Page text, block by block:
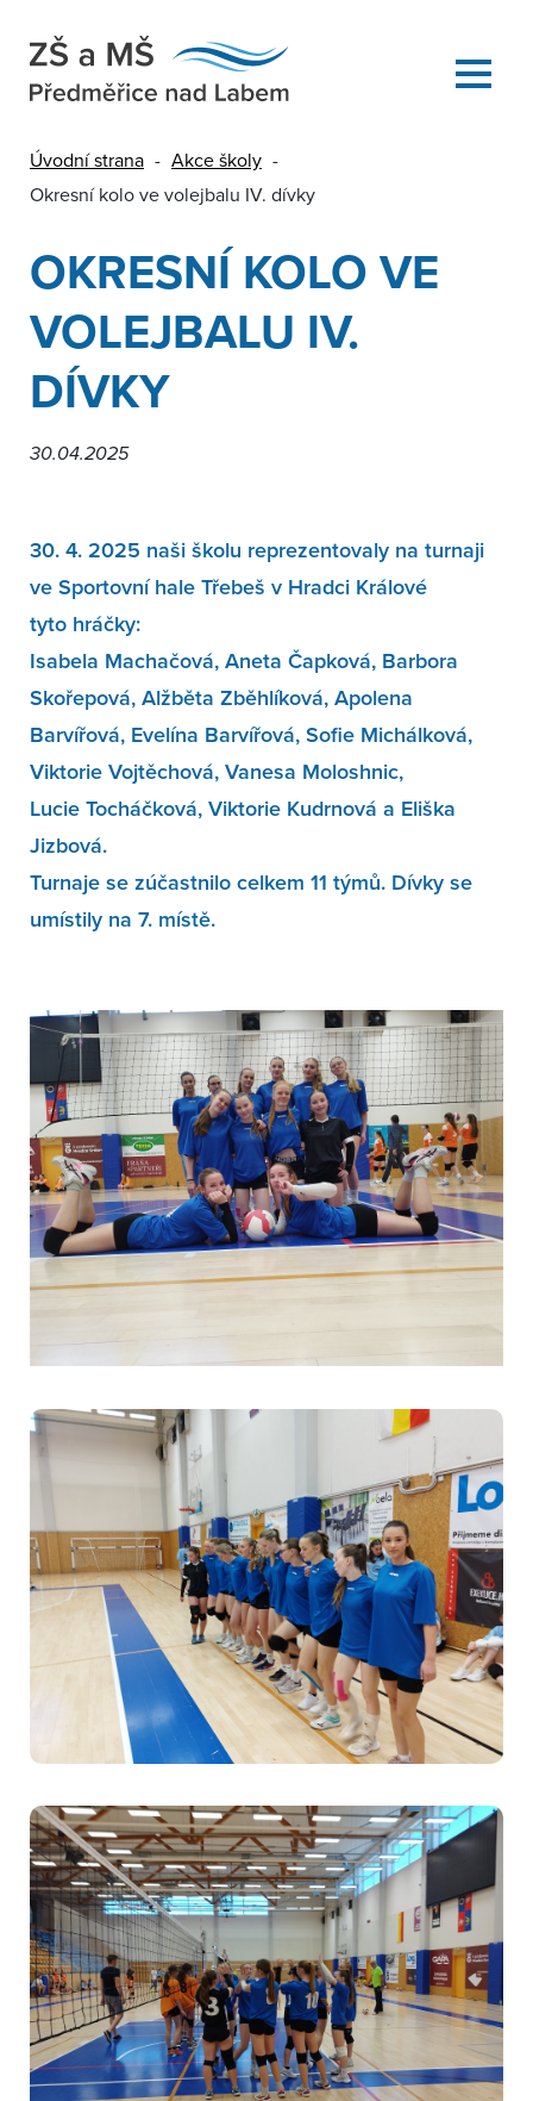
Úvodní strana - Akce školy -
Okresní kolo ve volejbalu IV. dívky
OKRESNÍ KOLO VE
VOLEJBALU IV.
DÍVKY
30.04.2025
30. 4. 2025 naši školu reprezentovaly na turnaji
ve Sportovní hale Třebeš v Hradci Králové
tyto hráčky:
Isabela Machačová, Aneta Čapková, Barbora
Skořepová, Alžběta Zběhlíková, Apolena
Barvířová, Evelína Barvířová, Sofie Michálková,
Viktorie Vojtěchová, Vanesa Moloshnic,
Lucie Tocháčková, Viktorie Kudrnová a Eliška
Jizbová.
Turnaje se zúčastnilo celkem 11 týmů. Dívky se
umístily na 7. místě.